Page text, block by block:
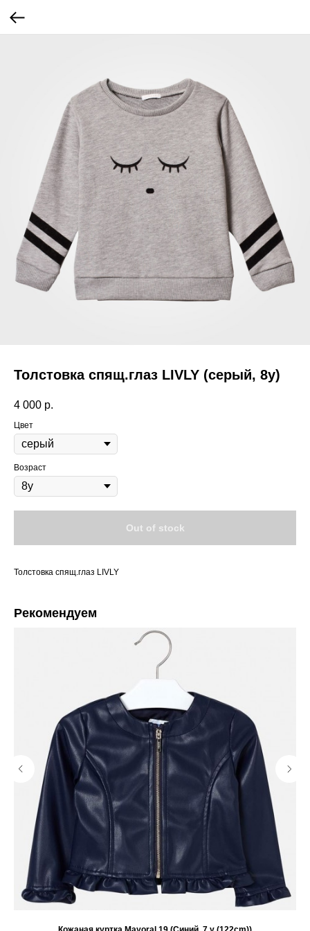
Толстовка спящ.глаз LIVLY (серый, 8y)
4 000 р.
Цвет
Возраст
Out of stock
Толстовка спящ.глаз LIVLY
Рекомендуем